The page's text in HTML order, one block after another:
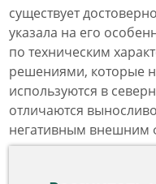
существует
указала на его
по техническим
решениями, которые
используются в
отличаются
негативным внешним